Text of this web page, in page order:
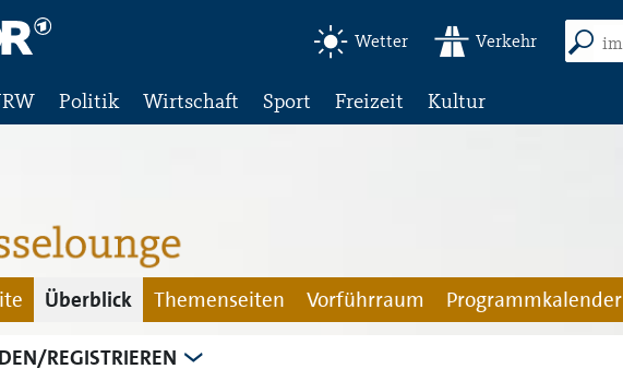
Wetter Verkehr
Politik Wirtschaft Sport Freizeit Kultur
Überblick Themenseiten Vorführraum Programmkalender
REGISTRIEREN